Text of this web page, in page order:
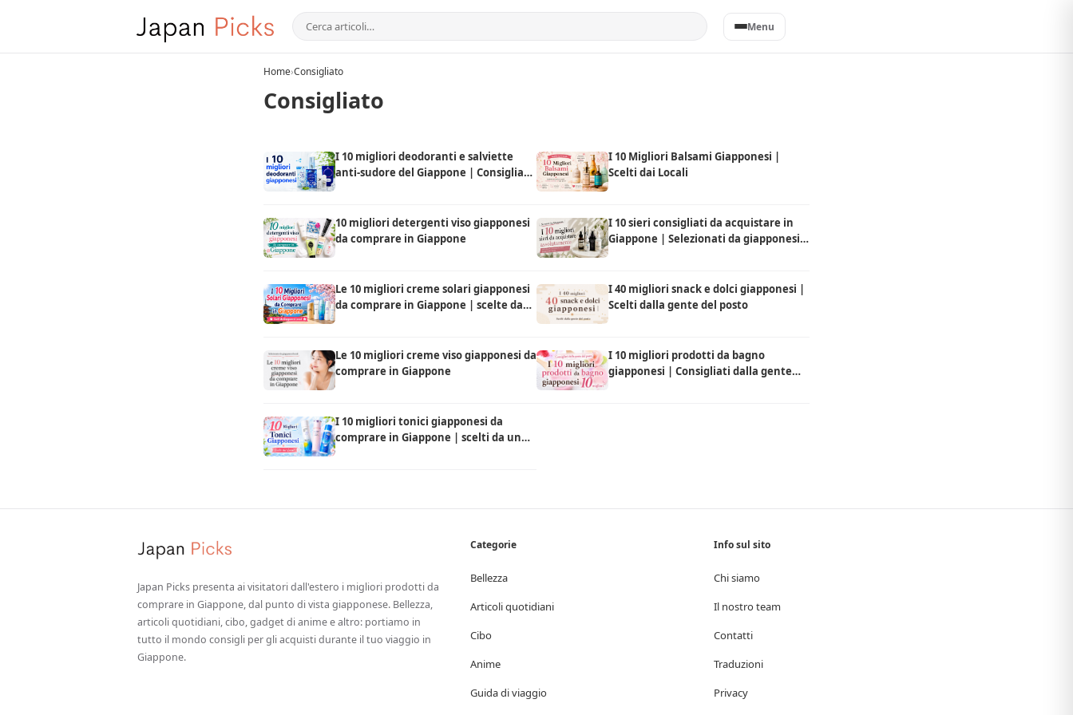
Menu
Home›Consigliato
Consigliato
I 10 migliori deodoranti e salviette
anti-sudore del Giappone | Consigliati
I 10 Migliori Balsami Giapponesi |
Scelti dai Locali
10 migliori detergenti viso giapponesi
da comprare in Giappone
I 10 sieri consigliati da acquistare in
Giappone | Selezionati da giapponesi
Le 10 migliori creme solari giapponesi
da comprare in Giappone | scelte da
I 40 migliori snack e dolci giapponesi |
Scelti dalla gente del posto
Le 10 migliori creme viso giapponesi da
comprare in Giappone
I 10 migliori prodotti da bagno
giapponesi | Consigliati dalla gente
I 10 migliori tonici giapponesi da
comprare in Giappone | scelti da un
Japan Picks presenta ai visitatori dall'estero i migliori prodotti da
comprare in Giappone, dal punto di vista giapponese. Bellezza,
articoli quotidiani, cibo, gadget di anime e altro: portiamo in
tutto il mondo consigli per gli acquisti durante il tuo viaggio in
Giappone.
Categorie
Bellezza
Articoli quotidiani
Cibo
Anime
Guida di viaggio
Info sul sito
Chi siamo
Il nostro team
Contatti
Traduzioni
Privacy